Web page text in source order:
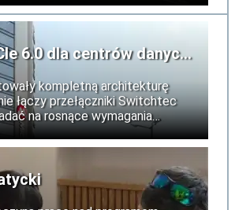
6.0 dla centrów danych
kompletną architekturę
łączy przełączniki Switchtec
na rosnące wymagania
wysokiej wydajności oraz